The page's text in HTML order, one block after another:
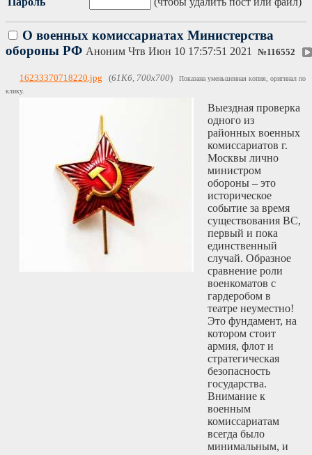
О военных комиссариатах Министерства
обороны РФ Аноним Чтв Июн 10 17:57:51 2021 №116552
16233370718220.jpg (61Кб, 700x700)
Показана уменьшенная копия, оригинал по
клику.
Выездная проверка
одного из
районных военных
комиссариатов г.
Москвы лично
министром
обороны – это
историческое
событие за время
существования ВС,
первый и пока
единственный
случай. Образное
сравнение роли
военкоматов с
гардеробом в
театре неуместно!
Это фундамент, на
котором стоит
армия, флот и
стратегическая
безопасность
государства.
Внимание к
военным
комиссариатам
всегда было
минимальным, и